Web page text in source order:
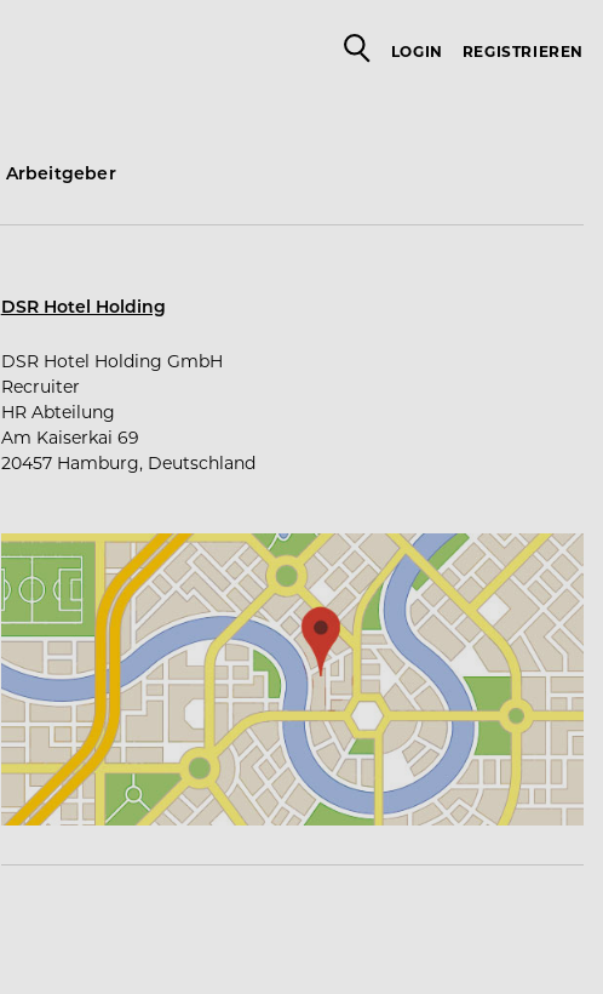
LOGIN REGISTRIEREN
Arbeitgeber
DSR Hotel Holding
DSR Hotel Holding GmbH
Recruiter
HR Abteilung
Am Kaiserkai 69
20457 Hamburg, Deutschland